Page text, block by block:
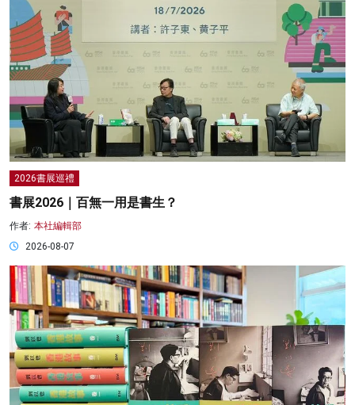
2026書展巡禮
書展2026｜百無一用是書生？
作者: 本社編輯部
2026-08-07